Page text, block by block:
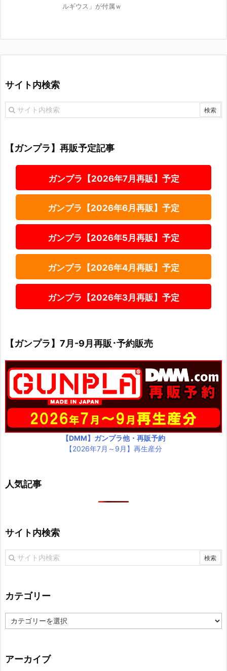
ルギウス」が付属ｗ
サイト内検索
【ガンプラ】再販予定記事
ガンプラ【2026年7月再販】予定
ガンプラ【2026年6月再販】予定
ガンプラ【2026年5月再販】予定
ガンプラ【2026年4月再販】予定
ガンプラ【2026年3月再販】予定
【ガンプラ】7月-9月再販･予約販売
【DMM】ガンプラ他・再販予約
【2026年7月～9月】再生産分
人気記事
サイト内検索
カテゴリー
テ
ー
アーカイブ